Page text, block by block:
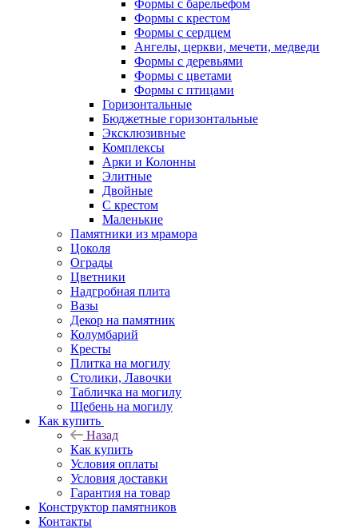
Формы с барельефом
Формы с крестом
Формы с сердцем
Ангелы, церкви, мечети, медведи
Формы с деревьями
Формы с цветами
Формы с птицами
Горизонтальные
Бюджетные горизонтальные
Эксклюзивные
Комплексы
Арки и Колонны
Элитные
Двойные
С крестом
Маленькие
Памятники из мрамора
Цоколя
Ограды
Цветники
Надгробная плита
Вазы
Декор на памятник
Колумбарий
Кресты
Плитка на могилу
Столики, Лавочки
Табличка на могилу
Щебень на могилу
Как купить
Назад
Как купить
Условия оплаты
Условия доставки
Гарантия на товар
Конструктор памятников
Контакты